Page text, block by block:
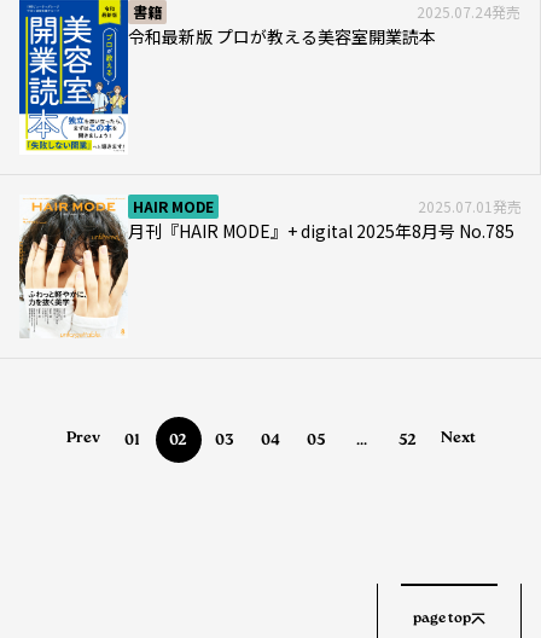
書籍 2025.07.24発売
令和最新版 プロが教える美容室開業読本
HAIR MODE 2025.07.01発売
月刊『HAIR MODE』+ digital 2025年8月号 No.785
Prev 01 02 03 04 05 ... 52 Next
page top